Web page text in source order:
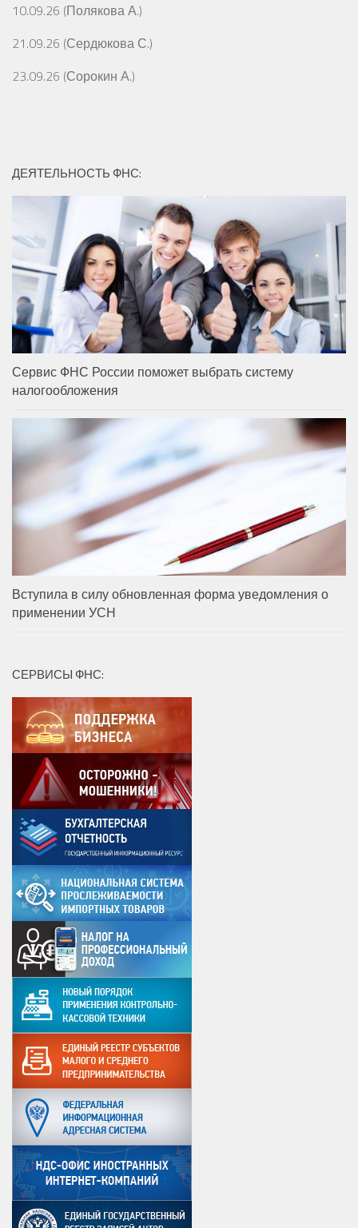
10.09.26 (Полякова А.)
21.09.26 (Сердюкова С.)
23.09.26 (Сорокин А.)
ДЕЯТЕЛЬНОСТЬ ФНС:
Сервис ФНС России поможет выбрать систему
налогообложения
Вступила в силу обновленная форма уведомления о
применении УСН
СЕРВИСЫ ФНС: